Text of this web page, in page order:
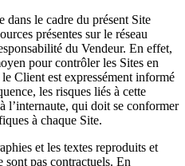
dans le cadre du présent Site
présentes sur le réseau
du Vendeur. En effet,
pour contrôler les Sites en
Client est expressément informé
les risques liés à cette
l’internaute, qui doit se conformer
à chaque Site.
et les textes reproduits et
sont pas contractuels. En